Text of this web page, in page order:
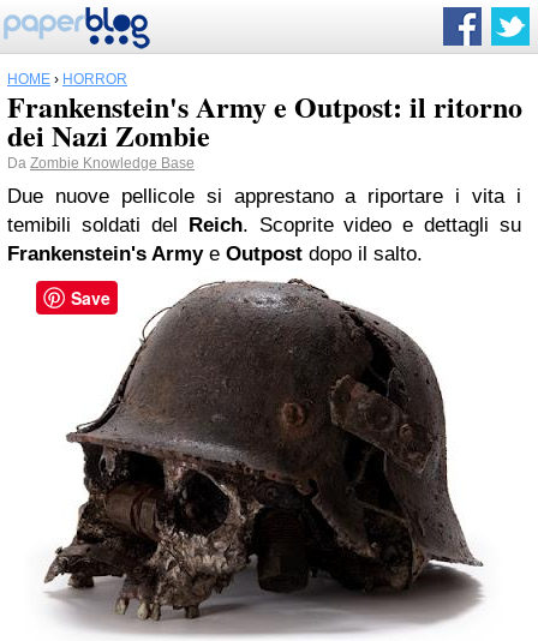
HOME › HORROR
Frankenstein's Army e Outpost: il ritorno
dei Nazi Zombie
Da Zombie Knowledge Base
Due nuove pellicole si apprestano a riportare i vita i
temibili soldati del Reich. Scoprite video e dettagli su
Frankenstein's Armye Outpost dopo il salto.
Save